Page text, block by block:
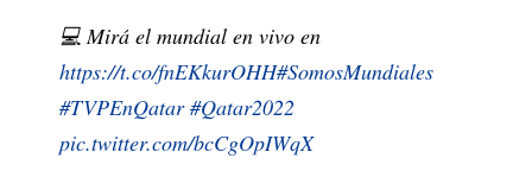
💻 Mirá el mundial en vivo en
https://t.co/fnEKkurOHH#SomosMundiales
#TVPEnQatar #Qatar2022
pic.twitter.com/bcCgOpIWqX